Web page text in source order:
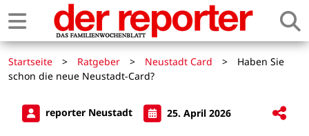
Startseite > Ratgeber > Neustadt Card >
Haben Sie
schon die neue Neustadt-Card?
reporter Neustadt 25. April 2026